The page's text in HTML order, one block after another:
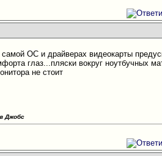
ОС и драйверах видеокарты
глаз...пляски вокруг ноутбучных
не стоит
Джобс